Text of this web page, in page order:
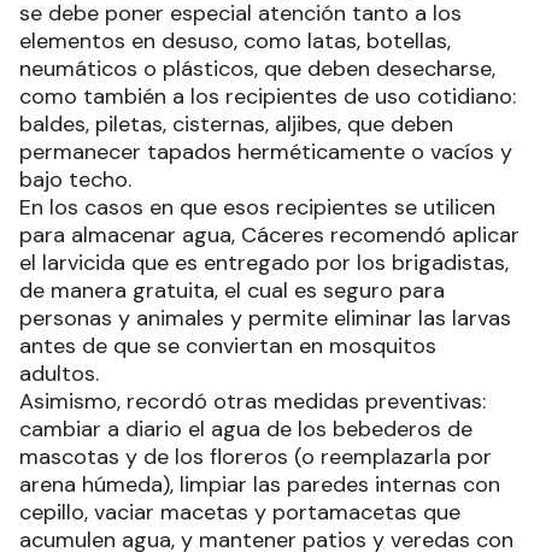
se debe poner especial atención tanto a los
elementos en desuso, como latas, botellas,
neumáticos o plásticos, que deben desecharse,
como también a los recipientes de uso cotidiano:
baldes, piletas, cisternas, aljibes, que deben
permanecer tapados herméticamente o vacíos y
bajo techo.
En los casos en que esos recipientes se utilicen
para almacenar agua, Cáceres recomendó aplicar
el larvicida que es entregado por los brigadistas,
de manera gratuita, el cual es seguro para
personas y animales y permite eliminar las larvas
antes de que se conviertan en mosquitos
adultos.
Asimismo, recordó otras medidas preventivas:
cambiar a diario el agua de los bebederos de
mascotas y de los floreros (o reemplazarla por
arena húmeda), limpiar las paredes internas con
cepillo, vaciar macetas y portamacetas que
acumulen agua, y mantener patios y veredas con